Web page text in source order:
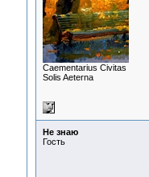
Сaementarius Civitas
Solis Aeterna
Не знаю
Гость